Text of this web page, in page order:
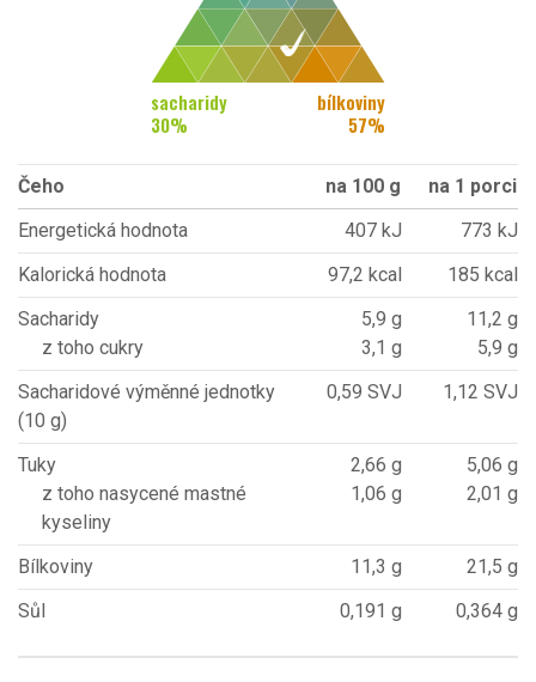
sacharidy
30%
bílkoviny
57%
Čeho na 100 g
na 1 porci
Energetická hodnota
407 kJ
773 kJ
Kalorická hodnota
97,2 kcal
185 kcal
Sacharidy
z toho cukry
5,9 g
3,1 g
11,2 g
5,9 g
Sacharidové výměnné jednotky
(10 g)
0,59 SVJ 1,12 SVJ
Tuky
z toho nasycené mastné
kyseliny
2,66 g
1,06 g
5,06 g
2,01 g
Bílkoviny 11,3 g
21,5 g
Sůl
0,191 g 0,364 g